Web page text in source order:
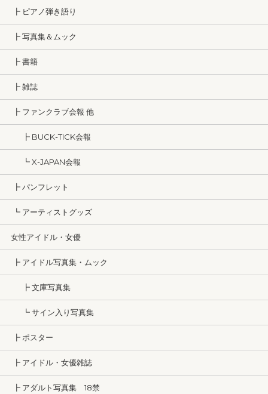
┣ ピアノ弾き語り
┣ 写真集＆ムック
┣ 書籍
┣ 雑誌
┣ ファンクラブ会報 他
┣ BUCK-TICK会報
┗ X-JAPAN会報
┣ パンフレット
┗ アーティストグッズ
女性アイドル・女優
┣ アイドル写真集・ムック
┣ 文庫写真集
┗ サイン入り写真集
┣ ポスター
┣ アイドル・女優雑誌
┣ アダルト写真集 18禁